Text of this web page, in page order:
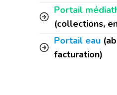
Portail
(collections,
Portail eau
facturation)